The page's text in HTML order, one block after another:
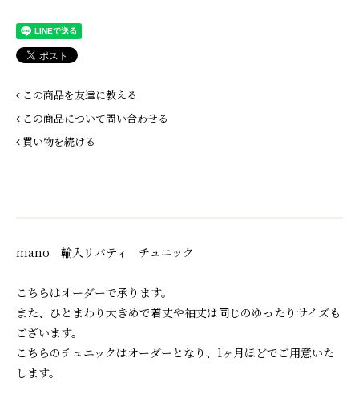
この商品を友達に教える
この商品について問い合わせる
買い物を続ける
mano 輸入リバティ チュニック
こちらはオーダーで承ります。
また、ひとまわり大きめで着丈や袖丈は同じのゆったりサイズも
ございます。
こちらのチュニックはオーダーとなり、1ヶ月ほどでご用意いた
します。